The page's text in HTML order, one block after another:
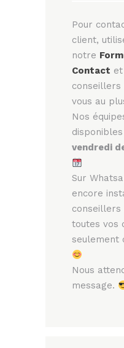
Pour
client,
notre
Contact et
conseillers
vous au
Nos
disponibles
vendredi
Sur
encore
toutes vos
seulement
Nous
message.